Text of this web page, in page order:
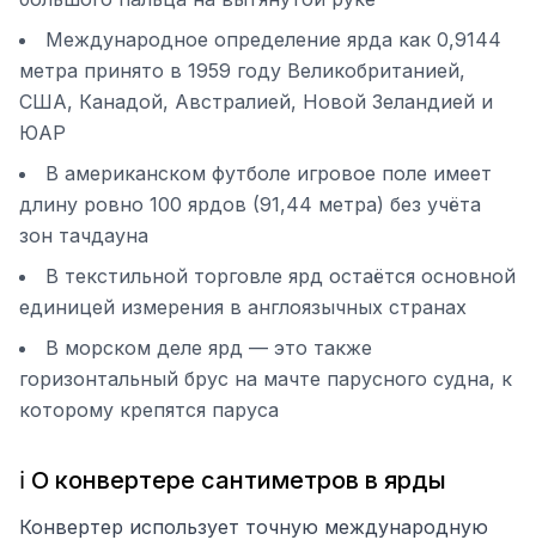
Международное определение ярда как 0,9144
метра принято в 1959 году Великобританией,
США, Канадой, Австралией, Новой Зеландией и
ЮАР
В американском футболе игровое поле имеет
длину ровно 100 ярдов (91,44 метра) без учёта
зон тачдауна
В текстильной торговле ярд остаётся основной
единицей измерения в англоязычных странах
В морском деле ярд — это также
горизонтальный брус на мачте парусного судна, к
которому крепятся паруса
ℹ️ О конвертере сантиметров в ярды
Конвертер использует точную международную